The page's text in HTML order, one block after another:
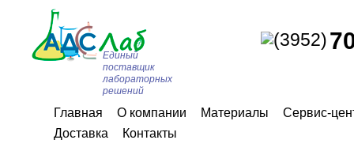
(3952)
Единый
поставщик
лабораторных
решений
Главная О компании Материалы
Сервис-
Доставка
Контакты